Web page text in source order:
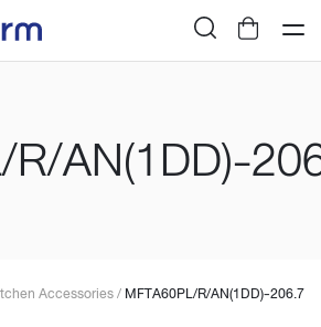
AN(1DD)-
Accessories/MFTA60PL/R/AN(1DD)-206.7